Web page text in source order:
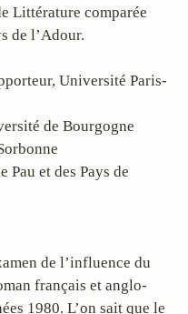
Littérature comparée
de l’Adour.
Université Paris-
de Bourgogne
Pau et des Pays de
de l’influence du
français et anglo-
1980. L’on sait que le